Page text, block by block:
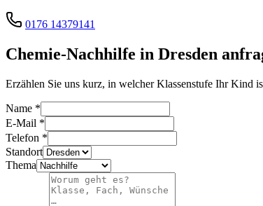
0176 14379141
Chemie-Nachhilfe in Dresden
Erzählen Sie uns kurz, in welcher Klassenstufe Ihr Kind
Name *
E-Mail *
Telefon *
Standort
Thema